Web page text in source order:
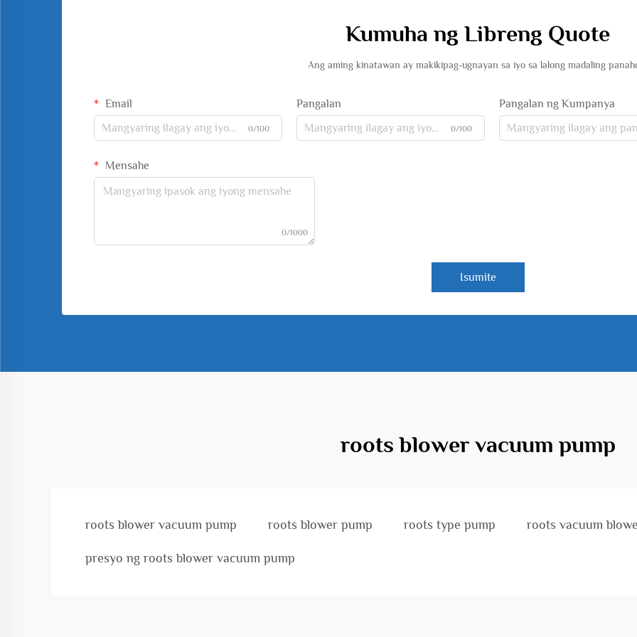
Kumuha ng Libreng Quote
Ang aming kinatawan ay makikipag-ugnayan sa iyo sa lalong madaling
Email
0/100
Pangalan
0/100
Pangalan ng Kumpanya
Mensahe
0/1000
Isumite
roots blower vacuum pump
roots blower vacuum pump roots blower pump roots type pump roots vacuum
presyo ng roots blower vacuum pump